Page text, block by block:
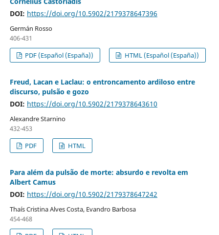
DOI: https://doi.org/10.5902/2179378647396
Germán Rosso
406-431
PDF (Español (España))
HTML (Español (España))
Freud, Lacan e Laclau: o entroncamento ardiloso entre
discurso, pulsão e gozo
DOI: https://doi.org/10.5902/2179378643610
Alexandre Starnino
432-453
PDF
HTML
Para além da pulsão de morte: absurdo e revolta em
Albert Camus
DOI: https://doi.org/10.5902/2179378647242
Thaís Cristina Alves Costa, Evandro Barbosa
454-468